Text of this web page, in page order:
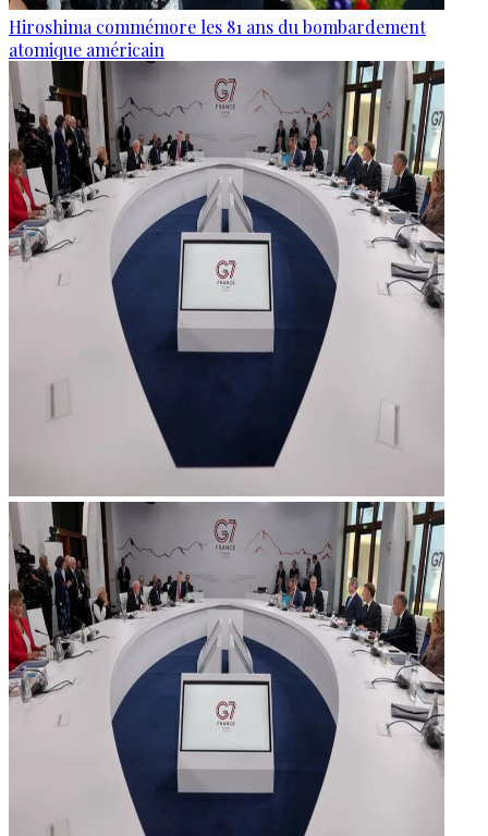
Hiroshima commémore les 81 ans du bombardement
atomique américain